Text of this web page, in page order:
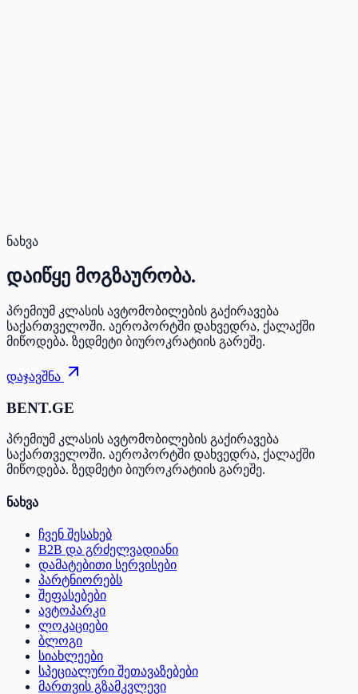
ნახვა
დაიწყე მოგზაურობა.
პრემიუმ კლასის ავტომობილების გაქირავება
საქართველოში. აეროპორტში დახვედრა, ქალაქში
მიწოდება. ზედმეტი ბიუროკრატიის გარეშე.
დაჯავშნა
BENT.GE
პრემიუმ კლასის ავტომობილების გაქირავება
საქართველოში. აეროპორტში დახვედრა, ქალაქში
მიწოდება. ზედმეტი ბიუროკრატიის გარეშე.
ნახვა
ჩვენ შესახებ
B2B და გრძელვადიანი
დამატებითი სერვისები
პარტნიორებს
შეფასებები
ავტოპარკი
ლოკაციები
ბლოგი
სიახლეები
სპეციალური შეთავაზებები
მართვის გზამკვლევი